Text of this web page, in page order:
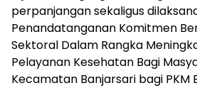
perpanjangan sekaligus
Penandatanganan Komitmen
Sektoral Dalam Rangka
Pelayanan Kesehatan Bagi
Kecamatan Banjarsari bagi PKM